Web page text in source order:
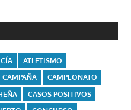
ATLETISMO
CAMPAÑA
CAMPEONATO
CASOS POSITIVOS